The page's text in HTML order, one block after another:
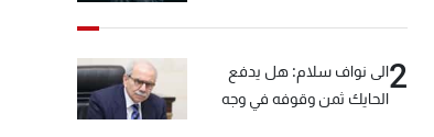
2الى نواف سلام: هل يدفع
الحايك ثمن وقوفه في وجه